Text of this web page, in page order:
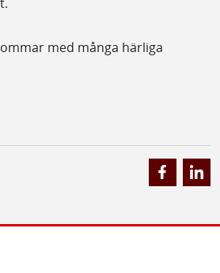
med många härliga